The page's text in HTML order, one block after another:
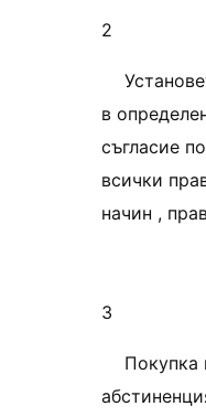
2
в
съгласие
всички
начин ,
3
Покупка